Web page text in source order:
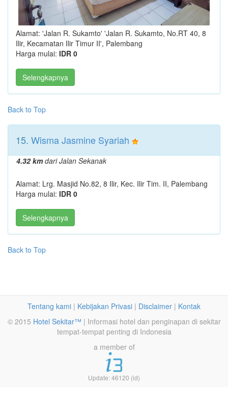
Alamat: 'Jalan R. Sukamto' 'Jalan R. Sukamto, No.RT 40, 8
Ilir, Kecamatan Ilir Timur II', Palembang
Harga mulai: IDR 0
Selengkapnya
Back to Top
15. Wisma Jasmine Syariah
4.32 kmdari Jalan Sekanak
Alamat: Lrg. Masjid No.82, 8 Ilir, Kec. Ilir Tim. II, Palembang
Harga mulai: IDR 0
Selengkapnya
Back to Top
Tentang kami | Kebijakan Privasi | Disclaimer | Kontak
© 2015 Hotel Sekitar™ | Informasi hotel dan penginapan di sekitar
tempat-tempat penting di Indonesia
a member of
Update: 46120 (id)